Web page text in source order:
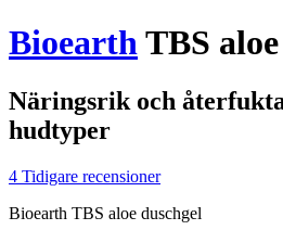
BioearthTBS
Näringsrik och
hudtyper
4 Tidigare recensioner
Bioearth TBS aloe duschgel